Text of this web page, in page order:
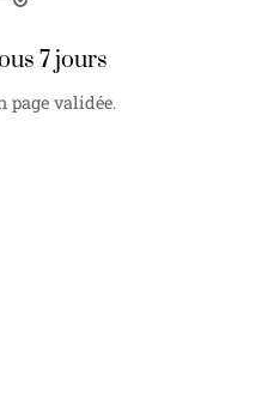
7 jours
page validée.